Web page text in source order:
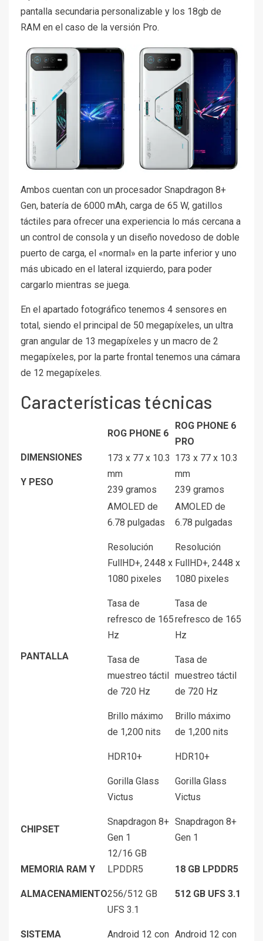
pantalla secundaria personalizable y los 18gb de
RAM en el caso de la versión Pro.
Ambos cuentan con un procesador Snapdragon 8+
Gen, batería de 6000 mAh, carga de 65 W, gatillos
táctiles para ofrecer una experiencia lo más cercana a
un control de consola y un diseño novedoso de doble
puerto de carga, el «normal» en la parte inferior y uno
más ubicado en el lateral izquierdo, para poder
cargarlo mientras se juega.
En el apartado fotográfico tenemos 4 sensores en
total, siendo el principal de 50 megapíxeles, un ultra
gran angular de 13 megapíxeles y un macro de 2
megapíxeles, por la parte frontal tenemos una cámara
de 12 megapíxeles.
Características técnicas
ROG PHONE 6
ROG PHONE 6
PRO
DIMENSIONES
Y PESO
173 x 77 x 10.3
mm
239 gramos
173 x 77 x 10.3
mm
239 gramos
PANTALLA
AMOLED de
6.78 pulgadas
Resolución
FullHD+, 2448 x
1080 pixeles
Tasa de
refresco de 165
Hz
Tasa de
muestreo táctil
de 720 Hz
Brillo máximo
de 1,200 nits
HDR10+
Gorilla Glass
Victus
AMOLED de
6.78 pulgadas
Resolución
FullHD+, 2448 x
1080 pixeles
Tasa de
refresco de 165
Hz
Tasa de
muestreo táctil
de 720 Hz
Brillo máximo
de 1,200 nits
HDR10+
Gorilla Glass
Victus
CHIPSET
Snapdragon 8+
Gen 1
Snapdragon 8+
Gen 1
MEMORIA RAM Y
ALMACENAMIENTO
12/16 GB
LPDDR5
256/512 GB
UFS 3.1
18 GB LPDDR5
512 GB UFS 3.1
SISTEMA
Android 12 con Android 12 con